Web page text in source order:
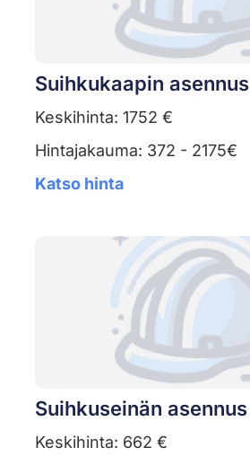
Suihkukaapin asennus
Keskihinta: 1752 €
Hintajakauma: 372 - 2175€
Katso hinta
Suihkuseinän asennus
Keskihinta: 662 €